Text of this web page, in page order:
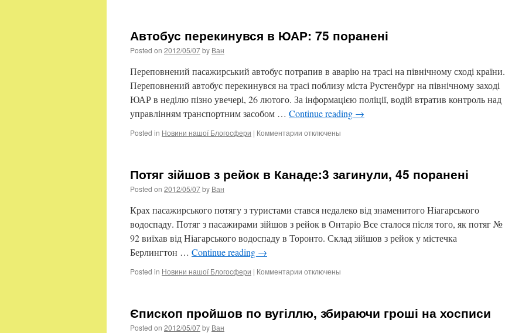
що
Тарковського
Автобус перекинувся в ЮАР: 75 поранені
Posted on 2012/05/07by Ван
Переповнений пасажирський автобус потрапив в аварію на трасі на північному сході країни.
Переповнений автобус перекинувся на трасі поблизу міста Рустенбург на північному заході
ЮАР в неділю пізно увечері, 26 лютого. За інформацією поліції, водій втратив контроль над
управлінням транспортним засобом … Continue reading →
Posted in Новини нашої Блогосфери | Комментарии к
в
отключены
Потяг зійшов з рейок в Канаде:3 загинули, 45 поранені
Posted on 2012/05/07by Ван
Крах пасажирського потягу з туристами стався недалеко від знаменитого Ніагарського
водоспаду. Потяг з пасажирами зійшов з рейок в Онтаріо Все сталося після того, як потяг №
92 виїхав від Ніагарського водоспаду в Торонто. Склад зійшов з рейок у містечка
Берлингтон … Continue reading →
Posted in Новини нашої Блогосфери | Комментарии к
з
отключены
Єпископ пройшов по вугіллю, збираючи гроші на хосписи
Posted on 2012/05/07by Ван